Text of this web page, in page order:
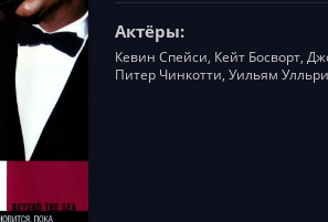
Актёры:
Кевин Спейси, Кейт Босворт,
Питер Чинкотти, Уильям